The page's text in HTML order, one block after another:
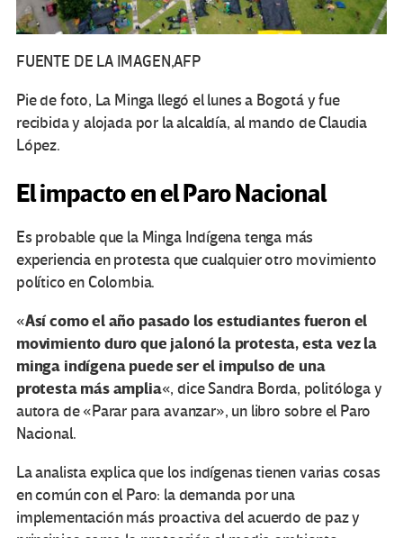
FUENTE DE LA IMAGEN,AFP
Pie de foto, La Minga llegó el lunes a Bogotá y fue
recibida y alojada por la alcaldía, al mando de Claudia
López.
El impacto en el Paro Nacional
Es probable que la Minga Indígena tenga más
experiencia en protesta que cualquier otro movimiento
político en Colombia.
«Así como el año pasado los estudiantes fueron el
movimiento duro que jalonó la protesta, esta vez la
minga indígena puede ser el impulso de una
protesta más amplia«, dice Sandra Borda, politóloga y
autora de «Parar para avanzar», un libro sobre el Paro
Nacional.
La analista explica que los indígenas tienen varias cosas
en común con el Paro: la demanda por una
implementación más proactiva del acuerdo de paz y